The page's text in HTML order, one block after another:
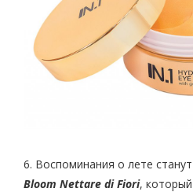
6. Воспоминания о лете
Bloom Nettare di Fiori,